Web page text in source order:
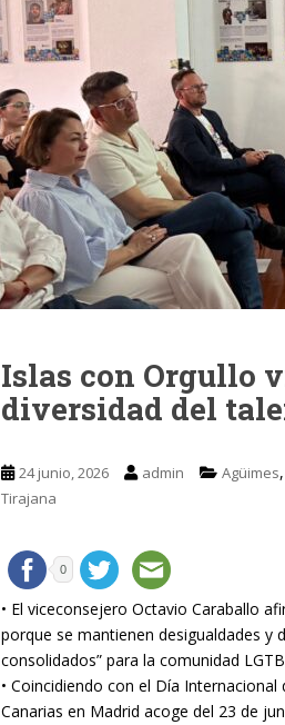
Islas con Orgullo
diversidad del
24 junio, 2026 admin Agüimes,
Tirajana
0
• El viceconsejero Octavio Caraballo
porque se mantienen desigualdades y
consolidados” para la comunidad
• Coincidiendo con el Día
Canarias en Madrid acoge del 23 de